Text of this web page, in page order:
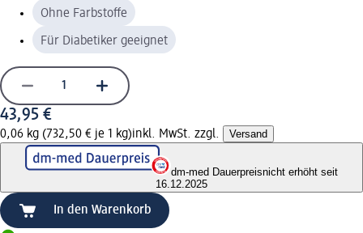
Ohne Farbstoffe
Für Diabetiker geeignet
43,95 €
0,06 kg (732,50 € je 1 kg)inkl. MwSt. zzgl. Versand
dm-med Dauerpreisnicht erhöht seit
16.12.2025
In den Warenkorb